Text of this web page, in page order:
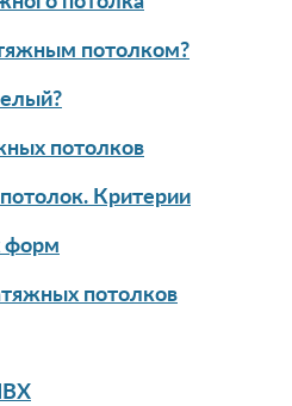
потолком?
потолков
Критерии
форм
потолков